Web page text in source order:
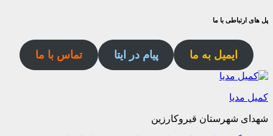
پل های ارتباطی با ما
ایمیل به ما پیام در ایتا تماس با ما
کمیل مدیا
شهدای شهرستان قیروکارزین